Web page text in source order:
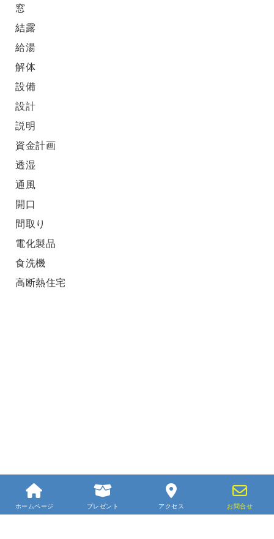
窓
結露
給湯
解体
設備
設計
説明
資金計画
透湿
通風
開口
間取り
電化製品
食洗機
高断熱住宅
ホームページ プレゼント アクセス お問合せ